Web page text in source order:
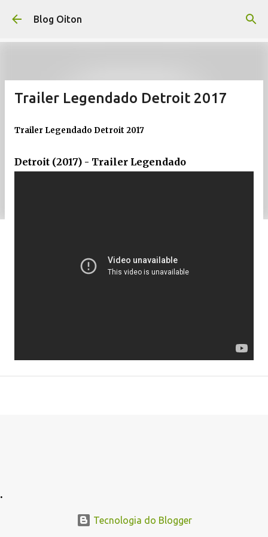
Pular para o conteúdo principal
Blog Oiton
Trailer Legendado Detroit 2017
Trailer Legendado Detroit 2017
Detroit (2017) - Trailer Legendado
.
Tecnologia do Blogger